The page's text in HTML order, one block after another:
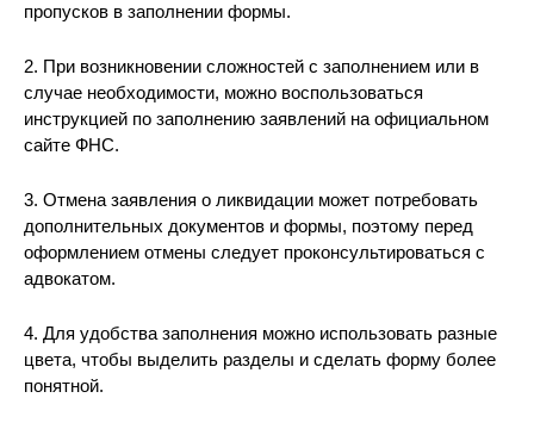
пропусков в заполнении формы.
2. При возникновении сложностей с заполнением или в
случае необходимости, можно воспользоваться
инструкцией по заполнению заявлений на официальном
сайте ФНС.
3. Отмена заявления о ликвидации может потребовать
дополнительных документов и формы, поэтому перед
оформлением отмены следует проконсультироваться с
адвокатом.
4. Для удобства заполнения можно использовать разные
цвета, чтобы выделить разделы и сделать форму более
понятной.